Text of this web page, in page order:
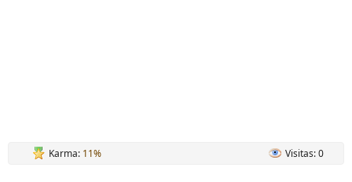
Karma: 11% Visitas: 0